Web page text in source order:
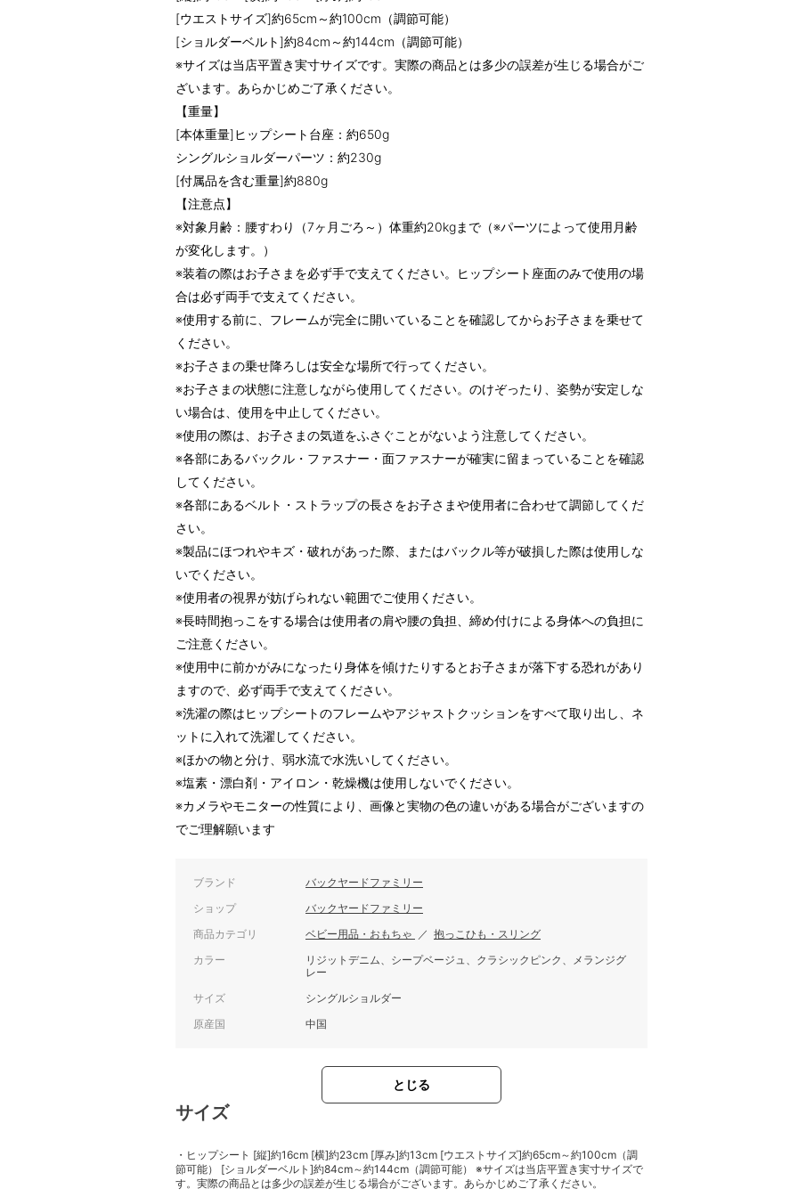
[ウエストサイズ]約65cm～約100cm（調節可能）
[ショルダーベルト]約84cm～約144cm（調節可能）
※サイズは当店平置き実寸サイズです。実際の商品とは多少の誤差が生じる場合がご
ざいます。あらかじめご了承ください。
【重量】
[本体重量]ヒップシート台座：約650g
シングルショルダーパーツ：約230g
[付属品を含む重量]約880g
【注意点】
※対象月齢：腰すわり（7ヶ月ごろ～）体重約20kgまで（※パーツによって使用月齢
が変化します。）
※装着の際はお子さまを必ず手で支えてください。ヒップシート座面のみで使用の場
合は必ず両手で支えてください。
※使用する前に、フレームが完全に開いていることを確認してからお子さまを乗せて
ください。
※お子さまの乗せ降ろしは安全な場所で行ってください。
※お子さまの状態に注意しながら使用してください。のけぞったり、姿勢が安定しな
い場合は、使用を中止してください。
※使用の際は、お子さまの気道をふさぐことがないよう注意してください。
※各部にあるバックル・ファスナー・面ファスナーが確実に留まっていることを確認
してください。
※各部にあるベルト・ストラップの長さをお子さまや使用者に合わせて調節してくだ
さい。
※製品にほつれやキズ・破れがあった際、またはバックル等が破損した際は使用しな
いでください。
※使用者の視界が妨げられない範囲でご使用ください。
※長時間抱っこをする場合は使用者の肩や腰の負担、締め付けによる身体への負担に
ご注意ください。
※使用中に前かがみになったり身体を傾けたりするとお子さまが落下する恐れがあり
ますので、必ず両手で支えてください。
※洗濯の際はヒップシートのフレームやアジャストクッションをすべて取り出し、ネ
ットに入れて洗濯してください。
※ほかの物と分け、弱水流で水洗いしてください。
※塩素・漂白剤・アイロン・乾燥機は使用しないでください。
※カメラやモニターの性質により、画像と実物の色の違いがある場合がございますの
でご理解願います
ブランド バックヤードファミリー
ショップ バックヤードファミリー
商品カテゴリ ベビー用品・おもちゃ ／ 抱っこひも・スリング
カラー
リジットデニム、シープベージュ、クラシックピンク、メランジグ
レー
サイズ シングルショルダー
原産国 中国
とじる
サイズ
・ヒップシート [縦]約16cm [横]約23cm [厚み]約13cm [ウエストサイズ]約65cm～約100cm（調
節可能） [ショルダーベルト]約84cm～約144cm（調節可能） ※サイズは当店平置き実寸サイズで
す。実際の商品とは多少の誤差が生じる場合がございます。あらかじめご了承ください。